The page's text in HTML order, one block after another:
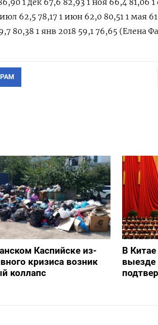
1 дек 67,6 82,93 1 ноя 66,4 81,06 1
июл 62,5 78,17 1 июн 62,0 80,51 1 мая
80,38 1 янв 2018 59,1 76,65 (Елена
Каспийске из-
кризиса возник
коллапс
В
выезде